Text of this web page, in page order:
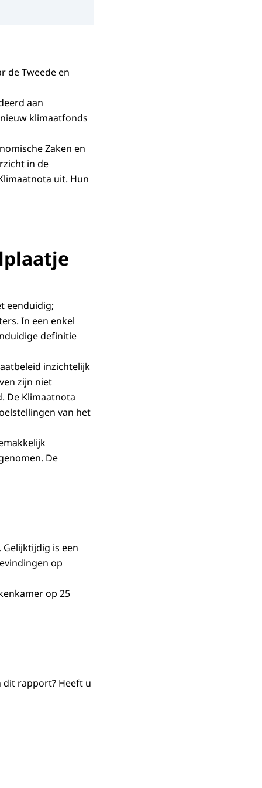
de Tweede en
aan
klimaatfonds
Zaken en
in de
uit. Hun
eenduidig;
In een enkel
definitie
inzichtelijk
zijn niet
De Klimaatnota
van het
De
is een
op
op 25
dit rapport? Heeft u